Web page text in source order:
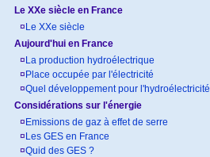
Le XXe siècle en France
¤ Le XXe siècle
Aujourd'hui en France
¤ La production hydroélectrique
¤ Place occupée par l'électricité
¤Quel développement pour l'hydroélectricité
Considérations sur l'énergie
¤ Emissions de gaz à effet de serre
¤ Les GES en France
¤Quid des GES ?